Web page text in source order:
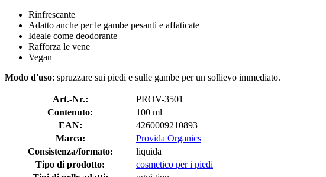
Rinfrescante
Adatto anche per le gambe pesanti e affaticate
Ideale come deodorante
Rafforza le vene
Vegan
Modo d'uso: spruzzare sui piedi e sulle gambe per un sollievo immediato.
Art.-Nr.:
PROV-3501
Contenuto:
100 ml
EAN:
4260009210893
Marca:
Provida Organics
Consistenza/formato:
liquida
Tipo di prodotto:
cosmetico per i piedi